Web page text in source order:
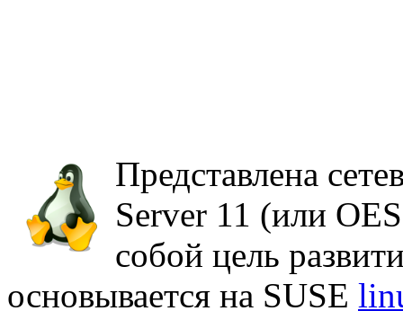
Представлена
Server 11 (или
собой цель
основывается на SUSE